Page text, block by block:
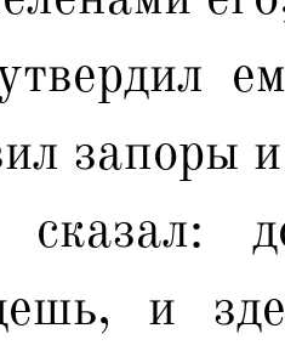
запоры
и